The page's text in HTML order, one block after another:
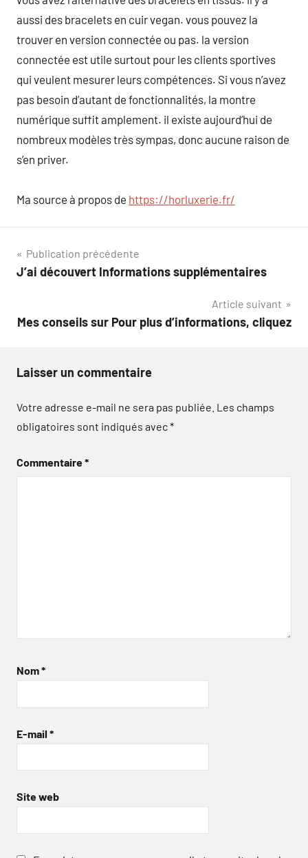
aussi des bracelets en cuir vegan. vous pouvez la
trouver en version connectée ou pas. la version
connectée est utile surtout pour les clients sportives
qui veulent mesurer leurs compétences. Si vous n’avez
pas besoin d’autant de fonctionnalités, la montre
numérique suffit amplement. il existe aujourd’hui de
nombreux modèles très sympas, donc aucune raison de
s’en priver.
Ma source à propos de https://horluxerie.fr/
Navigation
de
Publication précédente
J’ai découvert Informations supplémentaires
Article suivant
Mes conseils sur Pour plus d’informations, cliquez
Laisser un commentaire
Votre adresse e-mail ne sera pas publiée. Les champs
obligatoires sont indiqués avec*
Commentaire*
Nom*
E-mail *
Site web